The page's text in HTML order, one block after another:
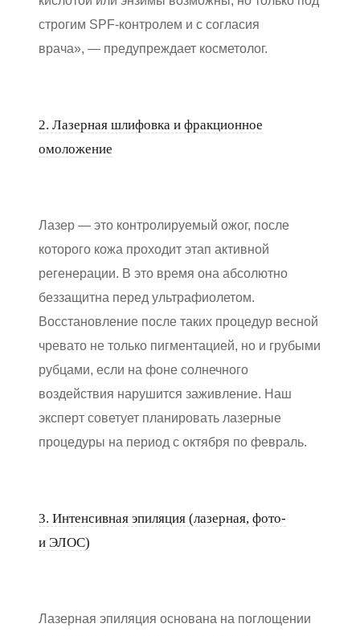
строгим SPF-контролем и с согласия
врача», — предупреждает косметолог.
2. Лазерная шлифовка и фракционное
омоложение
Лазер — это контролируемый ожог, после
которого кожа проходит этап активной
регенерации. В это время она абсолютно
беззащитна перед ультрафиолетом.
Восстановление после таких процедур весной
чревато не только пигментацией, но и грубыми
рубцами, если на фоне солнечного
воздействия нарушится заживление. Наш
эксперт советует планировать лазерные
процедуры на период с октября по февраль.
3. Интенсивная эпиляция (лазерная, фото-
и ЭЛОС)
Лазерная эпиляция основана на поглощении